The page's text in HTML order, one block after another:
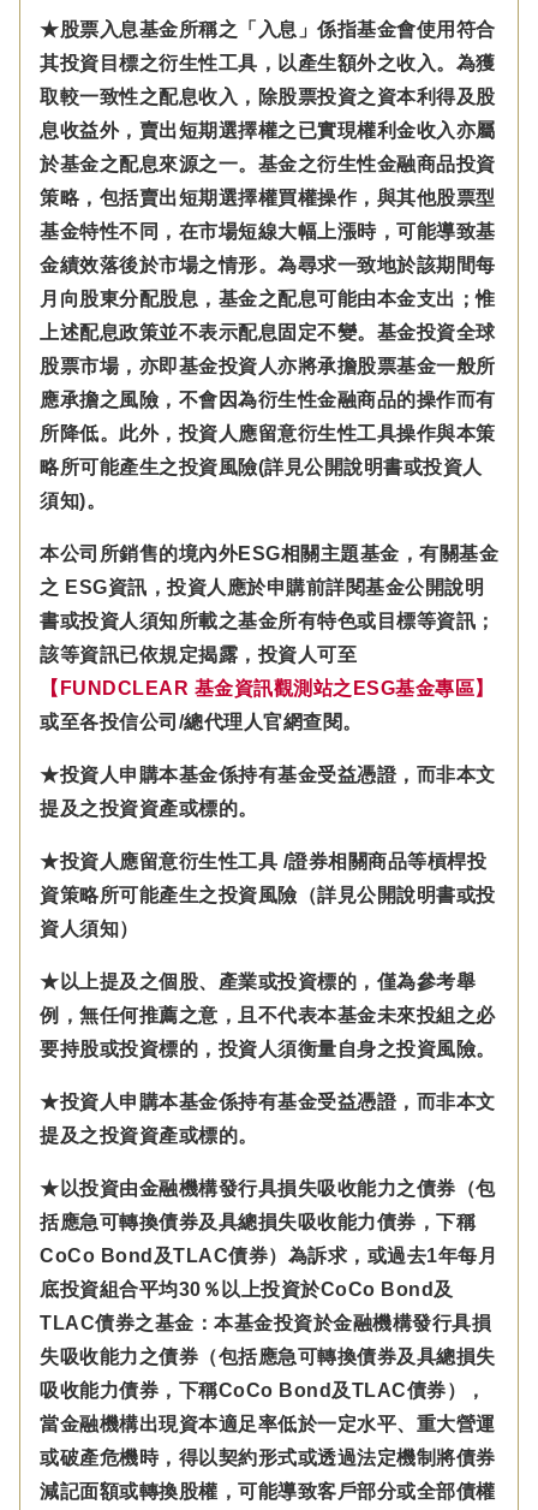
★股票入息基金所稱之「入息」係指基金會使用符合
其投資目標之衍生性工具，以產生額外之收入。為獲
取較一致性之配息收入，除股票投資之資本利得及股
息收益外，賣出短期選擇權之已實現權利金收入亦屬
於基金之配息來源之一。基金之衍生性金融商品投資
策略，包括賣出短期選擇權買權操作，與其他股票型
基金特性不同，在市場短線大幅上漲時，可能導致基
金績效落後於市場之情形。為尋求一致地於該期間每
月向股東分配股息，基金之配息可能由本金支出；惟
上述配息政策並不表示配息固定不變。基金投資全球
股票市場，亦即基金投資人亦將承擔股票基金一般所
應承擔之風險，不會因為衍生性金融商品的操作而有
所降低。此外，投資人應留意衍生性工具操作與本策
略所可能產生之投資風險(詳見公開說明書或投資人
須知)。
本公司所銷售的境內外ESG相關主題基金，有關基金
之 ESG資訊，投資人應於申購前詳閱基金公開說明
書或投資人須知所載之基金所有特色或目標等資訊；
該等資訊已依規定揭露，投資人可至
【FUNDCLEAR 基金資訊觀測站之ESG基金專區】
或至各投信公司/總代理人官網查閱。
★投資人申購本基金係持有基金受益憑證，而非本文
提及之投資資產或標的。
★投資人應留意衍生性工具 /證券相關商品等槓桿投
資策略所可能產生之投資風險（詳見公開說明書或投
資人須知）
★以上提及之個股、產業或投資標的，僅為參考舉
例，無任何推薦之意，且不代表本基金未來投組之必
要持股或投資標的，投資人須衡量自身之投資風險。
★投資人申購本基金係持有基金受益憑證，而非本文
提及之投資資產或標的。
★以投資由金融機構發行具損失吸收能力之債券（包
括應急可轉換債券及具總損失吸收能力債券，下稱
CoCo Bond及TLAC債券）為訴求，或過去1年每月
底投資組合平均30％以上投資於CoCo Bond及
TLAC債券之基金：本基金投資於金融機構發行具損
失吸收能力之債券（包括應急可轉換債券及具總損失
吸收能力債券，下稱CoCo Bond及TLAC債券），
當金融機構出現資本適足率低於一定水平、重大營運
或破產危機時，得以契約形式或透過法定機制將債券
減記面額或轉換股權，可能導致客戶部分或全部債權